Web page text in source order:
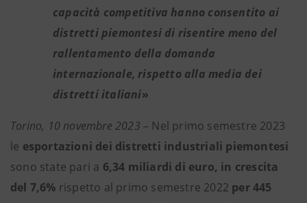
capacità competitiva hanno consentito ai
distretti piemontesi di risentire meno del
rallentamento della domanda
internazionale, rispetto alla media dei
distretti italiani»
Torino, 10 novembre 2023 – Nel primo semestre 2023
le esportazioni dei distretti industriali piemontesi
sono state pari a 6,34 miliardi di euro, in crescita
del 7,6% rispetto al primo semestre 2022 per 445